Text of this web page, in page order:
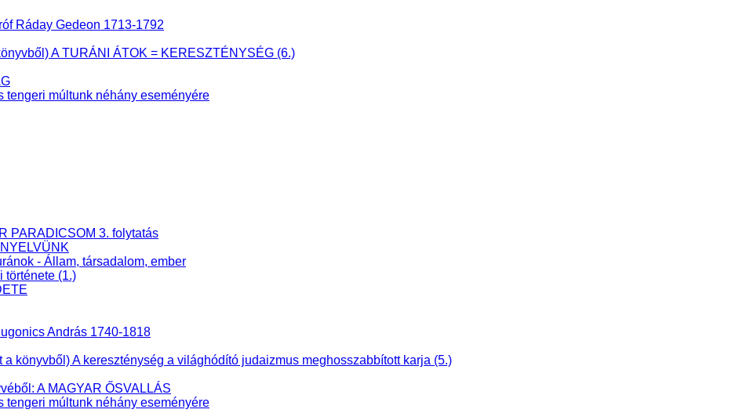
Ráday Gedeon 1713-1792
A TURÁNI ÁTOK = KERESZTÉNYSÉG (6.)
múltunk néhány eseményére
PARADICSOM 3. folytatás
- Állam, társadalom, ember
története (1.)
András 1740-1818
könyvből) A kereszténység a világhódító judaizmus meghosszabbított karja (5.)
A MAGYAR ŐSVALLÁS
múltunk néhány eseményére